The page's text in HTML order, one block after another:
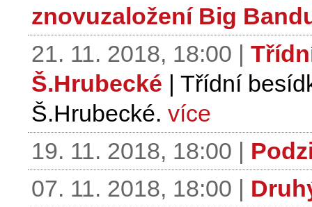
znovuzaložení Big
21. 11. 2018, 18:00 |
Š.Hrubecké | Třídní
Š.Hrubecké. více
19. 11. 2018, 18:00 |
07. 11. 2018, 18:00 |